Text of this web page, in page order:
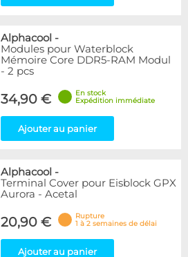
Alphacool -
Modules pour Waterblock
Mémoire Core DDR5-RAM Modul
- 2 pcs
34,90 €
En stock
Expédition immédiate
Ajouter au panier
Alphacool -
Terminal Cover pour Eisblock GPX
Aurora - Acetal
20,90 €
Rupture
1 à 2 semaines de délai
Ajouter au panier